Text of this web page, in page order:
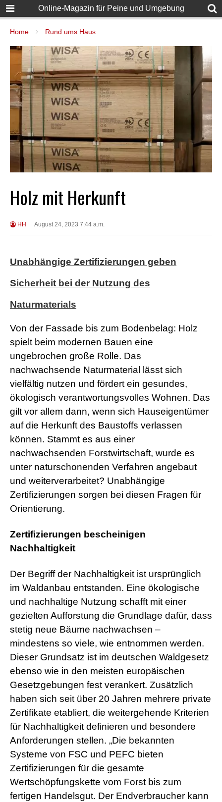
Online-Magazin für Peine und Umgebung
Home Rund ums Haus
Holz mit Herkunft
HH August 24, 2023 7:44 a.m.
Unabhängige Zertifizierungen geben
Sicherheit bei der Nutzung des
Naturmaterials
Von der Fassade bis zum Bodenbelag: Holz
spielt beim modernen Bauen eine
ungebrochen große Rolle. Das
nachwachsende Naturmaterial lässt sich
vielfältig nutzen und fördert ein gesundes,
ökologisch verantwortungsvolles Wohnen. Das
gilt vor allem dann, wenn sich Hauseigentümer
auf die Herkunft des Baustoffs verlassen
können. Stammt es aus einer
nachwachsenden Forstwirtschaft, wurde es
unter naturschonenden Verfahren angebaut
und weiterverarbeitet? Unabhängige
Zertifizierungen sorgen bei diesen Fragen für
Orientierung.
Zertifizierungen bescheinigen
Nachhaltigkeit
Der Begriff der Nachhaltigkeit ist ursprünglich
im Waldanbau entstanden. Eine ökologische
und nachhaltige Nutzung schafft mit einer
gezielten Aufforstung die Grundlage dafür, dass
stetig neue Bäume nachwachsen –
mindestens so viele, wie entnommen werden.
Dieser Grundsatz ist im deutschen Waldgesetz
ebenso wie in den meisten europäischen
Gesetzgebungen fest verankert. Zusätzlich
haben sich seit über 20 Jahren mehrere private
Zertifikate etabliert, die weitergehende Kriterien
für Nachhaltigkeit definieren und besondere
Anforderungen stellen. „Die bekannten
Systeme von FSC und PEFC bieten
Zertifizierungen für die gesamte
Wertschöpfungskette vom Forst bis zum
fertigen Handelsgut. Der Endverbraucher kann